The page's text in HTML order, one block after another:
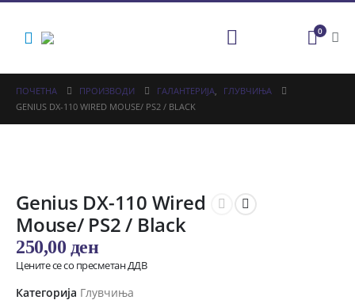
0
ПОЧЕТНА ПРОИЗВОДИ ГАЛАНТЕРИЈА,
ГЛУВЧИЊА
GENIUS DX-110 WIRED MOUSE/ PS2 / BLACK
Genius DX-110 Wired
Mouse/ PS2 / Black
250,00 ден
Цените се со пресметан ДДВ
Категорија Глувчиња